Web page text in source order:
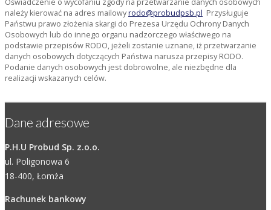
należy kierować na adres mailowyrodo@probudpsb.pl Przysługuje
Państwu prawo złożenia skargi do Prezesa Urzędu Ochrony Danych
Osobowych lub do innego organu nadzorczego właściwego na
podstawie przepisów RODO, jeżeli zostanie uznane, iż przetwarzanie
danych osobowych dotyczących Państwa narusza przepisy RODO.
Podanie danych osobowych jest dobrowolne, ale niezbędne dla
realizacji wskazanych celów.
Dane adresowe
P.H.U Probud Sp. z.o.o.
ul. Poligonowa 6
18-400, Łomża
Rachunek bankowy